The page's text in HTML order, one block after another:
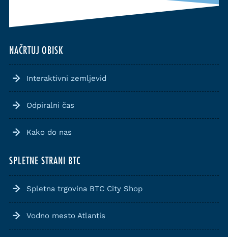
NAČRTUJ OBISK
Interaktivni zemljevid
Odpiralni čas
Kako do nas
SPLETNE STRANI BTC
Spletna trgovina BTC City Shop
Vodno mesto Atlantis